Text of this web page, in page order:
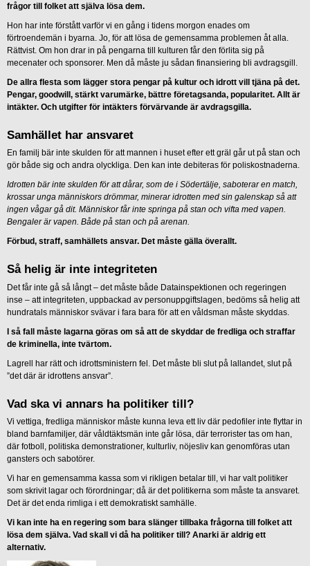
frågor till folket att själva lösa dem.
Hon har inte förstått varför vi en gång i tidens morgon enades om
förtroendemän i byarna. Jo, för att lösa de gemensamma problemen åt alla.
Rättvist. Om hon drar in på pengarna till kulturen får den förlita sig på
mecenater och sponsorer. Men då måste ju sådan finansiering bli avdragsgill.
De allra flesta som lägger stora pengar på kultur och idrott vill tjäna på det.
Pengar, goodwill, stärkt varumärke, bättre företagsanda, popularitet. Allt är
intäkter. Och utgifter för intäkters förvärvande är avdragsgilla.
Samhället har ansvaret
En familj bär inte skulden för att mannen i huset efter ett gräl går ut på stan och
gör både sig och andra olyckliga. Den kan inte debiteras för poliskostnaderna.
Idrotten bär inte skulden för att dårar, som de i Södertälje, saboterar en match,
krossar unga människors drömmar, minerar idrotten med sin galenskap så att
ingen vågar gå dit. Människor får inte springa på stan och vifta med vapen.
Bengaler är vapen. Både på stan och på arenan.
Förbud, straff, samhällets ansvar. Det måste gälla överallt.
Så helig är inte integriteten
Det får inte gå så långt – det måste både Datainspektionen och regeringen
inse – att integriteten, uppbackad av personuppgiftslagen, bedöms så helig att
hundratals människor svävar i fara bara för att en våldsman måste skyddas.
I så fall måste lagarna göras om så att de skyddar de fredliga och straffar
de kriminella, inte tvärtom.
Lagrell har rätt och idrottsministern fel. Det måste bli slut på lallandet, slut på
”det där är idrottens ansvar”.
Vad ska vi annars ha politiker till?
Vi vettiga, fredliga människor måste kunna leva ett liv där pedofiler inte flyttar in
bland barnfamiljer, där våldtäktsmän inte går lösa, där terrorister tas om han,
där fotboll, politiska demonstrationer, kulturliv, nöjesliv kan genomföras utan
gansters och sabotörer.
Vi har en gemensamma kassa som vi rikligen betalar till, vi har valt politiker
som skrivit lagar och förordningar; då är det politikerna som måste ta ansvaret.
Det är det enda rimliga i ett demokratiskt samhälle.
Vi kan inte ha en regering som bara slänger tillbaka frågorna till folket att
lösa dem själva. Vad skall vi då ha politiker till? Anarki är aldrig ett
alternativ.